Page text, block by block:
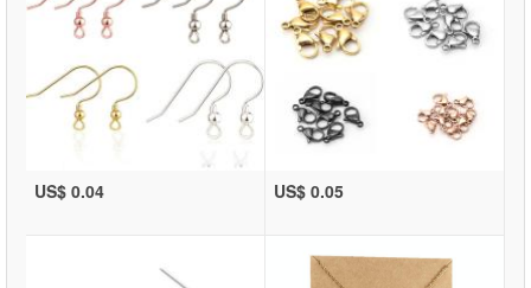
US$ 0.04 US$ 0.05